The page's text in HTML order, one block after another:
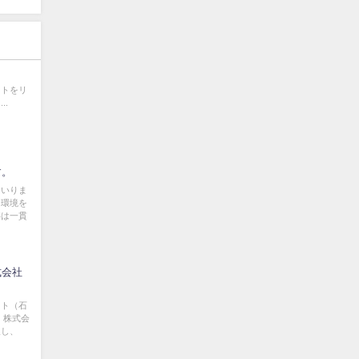
をリ
りま
境を
一貫
社
（石
株式会
、